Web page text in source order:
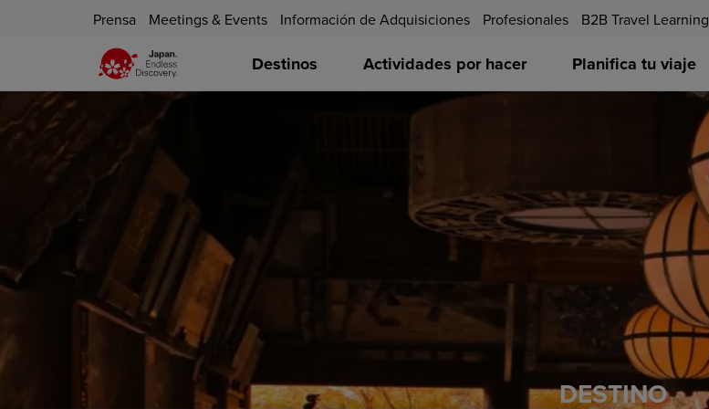
Prensa Meetings & Events Información de Adquisiciones Profesionales B2B Travel Learning
Destinos Actividades por hacer Planifica tu viaje
DESTINO